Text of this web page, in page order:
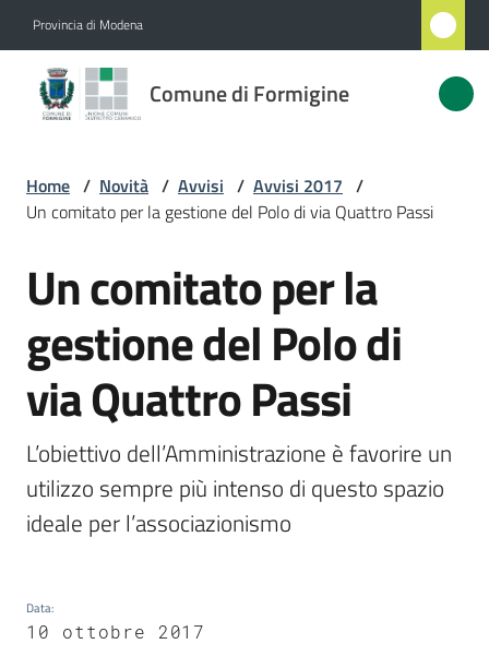
Provincia di Modena
Comune di Formigine
Comune
di
Novità
Servizi
Vivere
Formigine
appuntamenti
Home / Novità / Avvisi / Avvisi 2017 /
Un comitato per la gestione del Polo di via Quattro Passi
Salta al contenuto
Un comitato per la
gestione del Polo di
via Quattro Passi
L’obiettivo dell’Amministrazione è favorire un
utilizzo sempre più intenso di questo spazio
ideale per l’associazionismo
Data:
10 ottobre 2017